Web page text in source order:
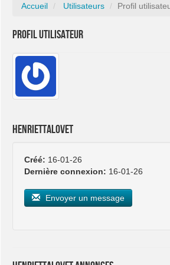
Accueil Utilisateurs Profil
Profil utilisateur
henriettalovet
Créé: 16-01-26
Dernière connexion: 16-01-26
Envoyer un message